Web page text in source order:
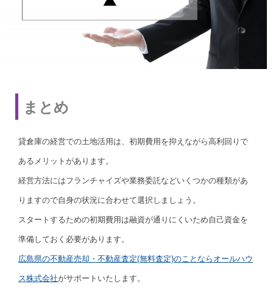
まとめ
貸倉庫の経営での土地活用は、初期費用を抑えながら高利回りで
あるメリットがあります。
経営方法にはフランチャイズや業務委託などいくつかの種類があ
りますので自身の状況に合わせて選択しましょう。
スタートするための初期費用は融資が通りにくいため自己資金を
準備しておく必要があります。
広島県の不動産売却・不動産査定(無料査定)のことならオールハウ
ス株式会社がサポートいたします。